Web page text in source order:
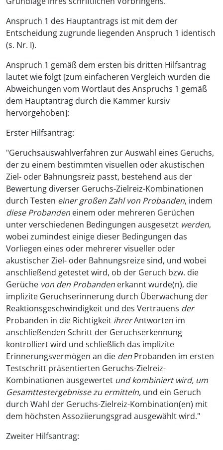
Anspruch 1 des Hauptantrags ist mit dem der
Entscheidung zugrunde liegenden Anspruch 1 identisch
(s. Nr. I).
Anspruch 1 gemäß dem ersten bis dritten Hilfsantrag
lautet wie folgt [zum einfacheren Vergleich wurden die
Abweichungen vom Wortlaut des Anspruchs 1 gemäß
dem Hauptantrag durch die Kammer kursiv
hervorgehoben]:
Erster Hilfsantrag:
"Geruchsauswahlverfahren zur Auswahl eines Geruchs,
der zu einem bestimmten visuellen oder akustischen
Ziel- oder Bahnungsreiz passt, bestehend aus der
Bewertung diverser Geruchs-Zielreiz-Kombinationen
durch Testen einer großen Zahl von Probanden, indem
diese Probanden einem oder mehreren Gerüchen
unter verschiedenen Bedingungen ausgesetzt werden,
wobei zumindest einige dieser Bedingungen das
Vorliegen eines oder mehrerer visueller oder
akustischer Ziel- oder Bahnungsreize sind, und wobei
anschließend getestet wird, ob der Geruch bzw. die
Gerüche von den Probanden erkannt wurde(n), die
implizite Geruchserinnerung durch Überwachung der
Reaktionsgeschwindigkeit und des Vertrauens der
Probanden in die Richtigkeit ihrerAntworten im
anschließenden Schritt der Geruchserkennung
kontrolliert wird und schließlich das implizite
Erinnerungsvermögen an die den Probanden im ersten
Testschritt präsentierten Geruchs-Zielreiz-
Kombinationen ausgewertet und kombiniert wird, um
Gesamttestergebnisse zu ermitteln, und ein Geruch
durch Wahl der Geruchs-Zielreiz-Kombination(en) mit
dem höchsten Assoziierungsgrad ausgewählt wird."
Zweiter Hilfsantrag: